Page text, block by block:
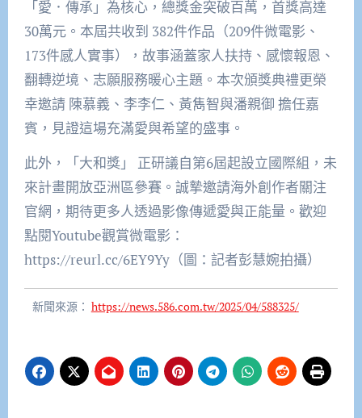
「愛．傳承」為核心，總獎金突破百萬，首獎高達
30萬元。本屆共收到 382件作品（209件微電影、
173件感人實事），故事涵蓋家人扶持、感懷報恩、
翻轉逆境、志願服務暖心主題。本次頒獎典禮更榮
幸邀請 陳慕義、李李仁、黃雋智與潘親御 擔任嘉
賓，見證這場充滿愛與希望的盛事。
此外，「大和獎」 正研議自第6屆起設立國際組，未
來計畫開放亞洲區參賽。誠摯邀請海外創作者關注
官網，期待更多人透過影像傳遞愛與正能量。歡迎
點閱Youtube觀賞微電影：
https://reurl.cc/6EY9Yy（圖：記者彭慧婉拍攝）
新聞來源： https://news.586.com.tw/2025/04/588325/